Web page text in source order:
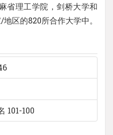
省理工学院，剑桥大学和
区的820所合作大学中。
101-100